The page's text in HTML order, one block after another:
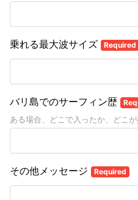
乗れる最大波サイズ Required
バリ島でのサーフィン歴
ある場合、どこで入ったか、どこ
その他メッセージ Required